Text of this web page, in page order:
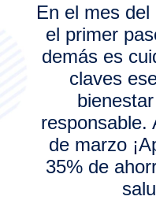
En el mes
el primer
demás es
claves
responsable.
de marzo
35% de